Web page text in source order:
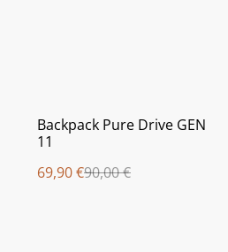
%
Backpack Pure Drive GEN
11
69,90 €90,00 €